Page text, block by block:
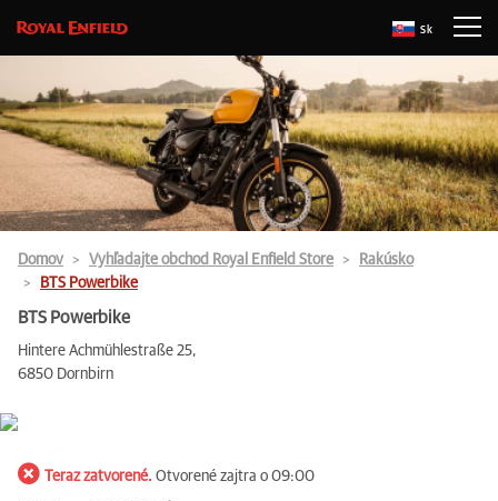
Sk
Domov Vyhľadajte obchod Royal Enfield Store
Rakúsko
BTS Powerbike
BTS Powerbike
Hintere Achmühlestraße 25,
6850 Dornbirn
Teraz zatvorené. Otvorené zajtra o 09:00